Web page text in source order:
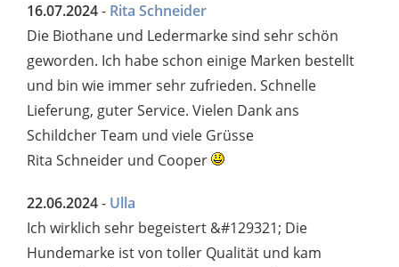
16.07.2024- Rita Schneider
Die Biothane und Ledermarke sind sehr schön
geworden. Ich habe schon einige Marken bestellt
und bin wie immer sehr zufrieden. Schnelle
Lieferung, guter Service. Vielen Dank ans
Schildcher Team und viele Grüsse
Rita Schneider und Cooper
22.06.2024- Ulla
Ich wirklich sehr begeistert &#129321; Die
Hundemarke ist von toller Qualität und kam